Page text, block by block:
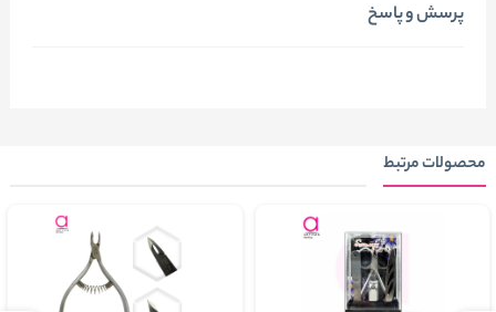
پرسش و پاسخ
محصولات مرتبط